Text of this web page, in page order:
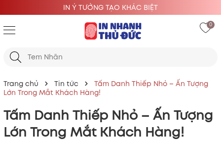
IN Ý TƯỞNG TẠO KHÁC BIỆT
0
Trang chủ Tin tức
Tấm Danh Thiếp Nhỏ – Ấn Tượng
Lớn Trong Mắt Khách Hàng!
Tấm Danh Thiếp Nhỏ – Ấn Tượng
Lớn Trong Mắt Khách Hàng!